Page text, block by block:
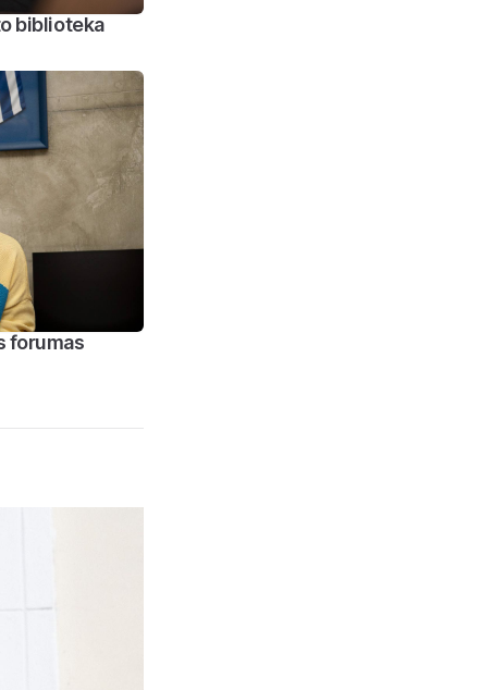
biblioteka
forumas